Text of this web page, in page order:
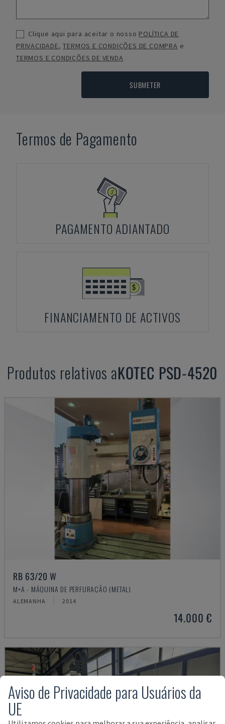
Clique aqui para aceitar o nosso POLÍTICA DE
PRIVACIDADE,TERMOS E CONDIÇÕES DE COMPRA e
TERMOS E CONDIÇÕES DE VENDA
SUBMETER
Termos de Pagamento
PAGAMENTO ADIANTADO
FINANCIAMENTO DE ACTIVOS
Produtos relativos aKOTEC PSD-4520
RB 63/20 W
M+A - MÁQUINA DE PERFURAÇÃO (METAL)
ALEMANHA 2014
14.000 €
Aviso de Privacidade para Usuários da
UE